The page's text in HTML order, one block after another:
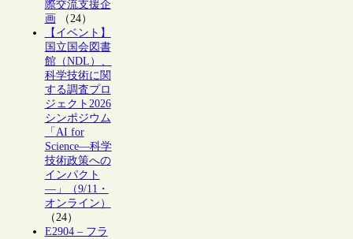
際交流支援企
画 （24）
【イベント】
国立国会図書
館（NDL）、
科学技術に関
する調査プロ
ジェクト2026
シンポジウム
「AI for
Science―科学
技術政策への
インパクト
―」（9/11・
オンライン）
（24）
E2904 – フラ